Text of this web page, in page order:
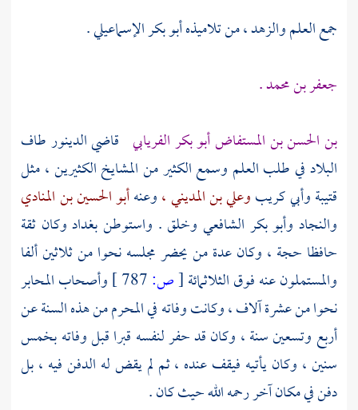
جمع العلم والزهد ، من تلاميذهأبو بكر الإسماعيلي.
جعفر بن محمد .
بن الحسن بن المستفاض أبو بكر الفريابي قاضيالدينورطاف
البلاد في طلب العلم وسمع الكثير من المشايخ الكثيرين ، مثل
قتيبةوأبي كريبوعلي بن المديني ،وعنهأبو الحسين بن المنادي
والنجاد وأبو بكر الشافعي وخلق . واستوطنبغدادوكان ثقة
حافظا حجة ، وكان عدة من يحضر مجلسه نحوا من ثلاثين ألفا
والمستملون عنه فوق الثلاثمائة[ص:
وأصحاب المحابر
نحوا من عشرة آلاف ، وكانت وفاته في المحرم من هذه السنة عن
أربع وتسعين سنة ، وكان قد حفر لنفسه قبرا قبل وفاته بخمس
سنين ، وكان يأتيه فيقف عنده ، ثم لم يقض له الدفن فيه ، بل
دفن في مكان آخر رحمه الله حيث كان .